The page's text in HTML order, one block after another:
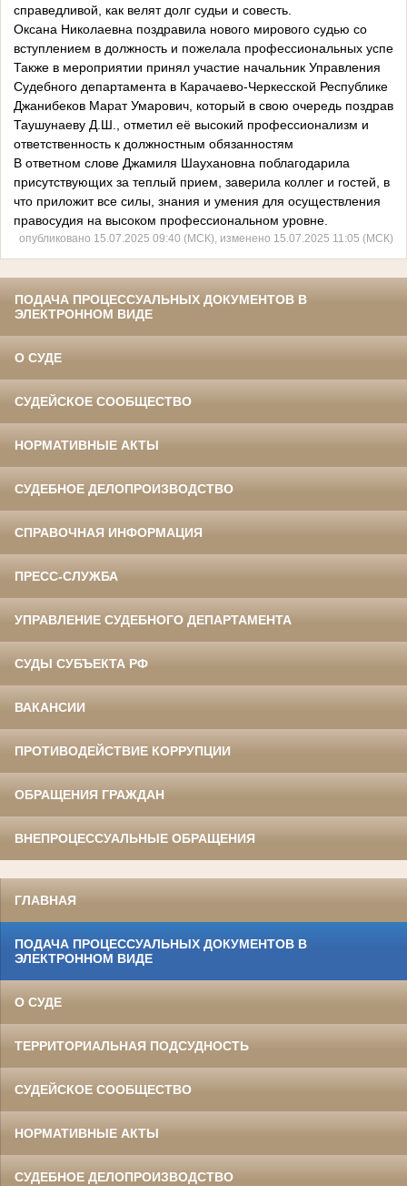
справедливой, как велят долг судьи и совесть.
Оксана Николаевна поздравила нового мирового судью со
вступлением в должность и пожелала профессиональных
Также в мероприятии принял участие начальник Управления
Судебного департамента в Карачаево-Черкесской Республике
Джанибеков Марат Умарович, который в свою очередь поздравил
Таушунаеву Д.Ш., отметил её высокий профессионализм и
ответственность к должностным обязанностям
В ответном слове Джамиля Шаухановна поблагодарила
присутствующих за теплый прием, заверила коллег и гостей, в
что приложит все силы, знания и умения для осуществления
правосудия на высоком профессиональном уровне.
опубликовано 15.07.2025 09:40 (МСК), изменено 15.07.2025 11:05 (МСК)
ПОДАЧА ПРОЦЕССУАЛЬНЫХ ДОКУМЕНТОВ В
ЭЛЕКТРОННОМ ВИДЕ
О СУДЕ
СУДЕЙСКОЕ СООБЩЕСТВО
НОРМАТИВНЫЕ АКТЫ
СУДЕБНОЕ ДЕЛОПРОИЗВОДСТВО
СПРАВОЧНАЯ ИНФОРМАЦИЯ
ПРЕСС-СЛУЖБА
УПРАВЛЕНИЕ СУДЕБНОГО ДЕПАРТАМЕНТА
СУДЫ СУБЪЕКТА РФ
ВАКАНСИИ
ПРОТИВОДЕЙСТВИЕ КОРРУПЦИИ
ОБРАЩЕНИЯ ГРАЖДАН
ВНЕПРОЦЕССУАЛЬНЫЕ ОБРАЩЕНИЯ
ГЛАВНАЯ
ПОДАЧА ПРОЦЕССУАЛЬНЫХ ДОКУМЕНТОВ В
ЭЛЕКТРОННОМ ВИДЕ
О СУДЕ
ТЕРРИТОРИАЛЬНАЯ ПОДСУДНОСТЬ
СУДЕЙСКОЕ СООБЩЕСТВО
НОРМАТИВНЫЕ АКТЫ
СУДЕБНОЕ ДЕЛОПРОИЗВОДСТВО